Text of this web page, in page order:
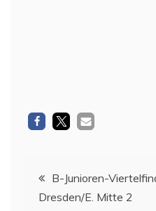
B-Junioren-
Dresden/E. Mitte 2